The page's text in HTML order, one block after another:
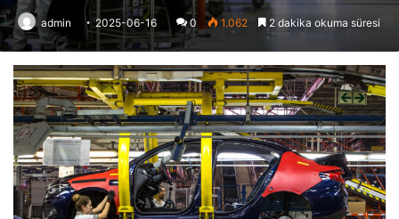
admin 2025-06-16 0 1.062 2 dakika okuma süresi